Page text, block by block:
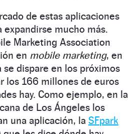
de estas aplicaciones
expandirse mucho más.
Marketing Association
en mobile marketing, en
se dispare en los próximos
los 166 millones de euros
hay. Como ejemplo, en la
de Los Ángeles los
una aplicación, la SFpark